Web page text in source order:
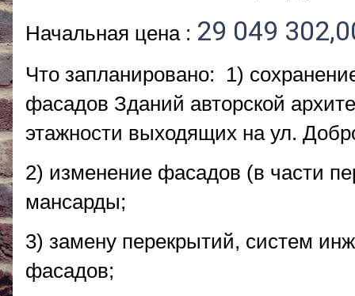
Начальная цена : 29 049
Что запланировано: 1)
фасадов Зданий авторской
этажности выходящих на ул.
2) изменение фасадов (в части
мансарды;
3) замену перекрытий, систем
фасадов;